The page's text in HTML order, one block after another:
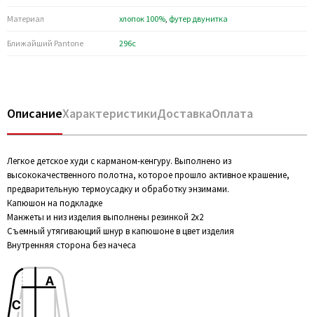
Материал хлопок 100%, футер двунитка
Ближайший Pantone 296c
ОписаниеХарактеристикиДоставкаОплата
Легкое детское худи с карманом-кенгуру. Выполнено из
высококачественного полотна, которое прошло активное крашение,
предварительную термоусадку и обработку энзимами.
Капюшон на подкладке
Манжеты и низ изделия выполнены резинкой 2х2
Съемный утягивающий шнур в капюшоне в цвет изделия
Внутренняя сторона без начеса